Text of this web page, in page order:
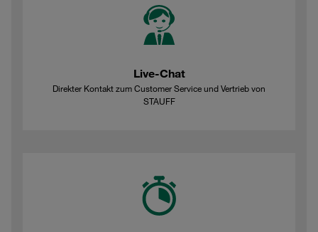
Live-Chat
Direkter Kontakt zum Customer Service und Vertrieb von
STAUFF